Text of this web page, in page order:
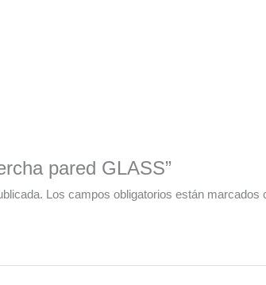
pared GLASS”
Los campos obligatorios están marcados